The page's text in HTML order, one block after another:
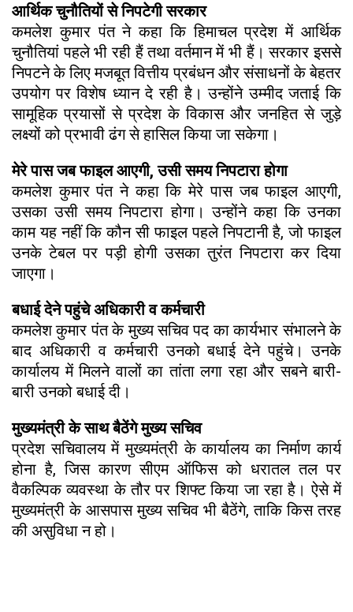
आर्थिक चुनौतियों से निपटेगी सरकार
कमलेश कुमार पंत ने कहा कि हिमाचल प्रदेश में आर्थिक
चुनौतियां पहले भी रही हैं तथा वर्तमान में भी हैं। सरकार इससे
निपटने के लिए मजबूत वित्तीय प्रबंधन और संसाधनों के बेहतर
उपयोग पर विशेष ध्यान दे रही है। उन्होंने उम्मीद जताई कि
सामूहिक प्रयासों से प्रदेश के विकास और जनहित से जुड़े
लक्ष्यों को प्रभावी ढंग से हासिल किया जा सकेगा।
मेरे पास जब फाइल आएगी, उसी समय निपटारा होगा
कमलेश कुमार पंत ने कहा कि मेरे पास जब फाइल आएगी,
उसका उसी समय निपटारा होगा। उन्होंने कहा कि उनका
काम यह नहीं कि कौन सी फाइल पहले निपटानी है, जो फाइल
उनके टेबल पर पड़ी होगी उसका तुरंत निपटारा कर दिया
जाएगा।
बधाई देने पहुंचे अधिकारी व कर्मचारी
कमलेश कुमार पंत के मुख्य सचिव पद का कार्यभार संभालने के
बाद अधिकारी व कर्मचारी उनको बधाई देने पहुंचे। उनके
कार्यालय में मिलने वालों का तांता लगा रहा और सबने बारी-
बारी उनको बधाई दी।
मुख्यमंत्री के साथ बैठेंगे मुख्य सचिव
प्रदेश सचिवालय में मुख्यमंत्री के कार्यालय का निर्माण कार्य
होना है, जिस कारण सीएम ऑफिस को धरातल तल पर
वैकल्पिक व्यवस्था के तौर पर शिफ्ट किया जा रहा है। ऐसे में
मुख्यमंत्री के आसपास मुख्य सचिव भी बैठेंगे, ताकि किस तरह
की असुविधा न हो।